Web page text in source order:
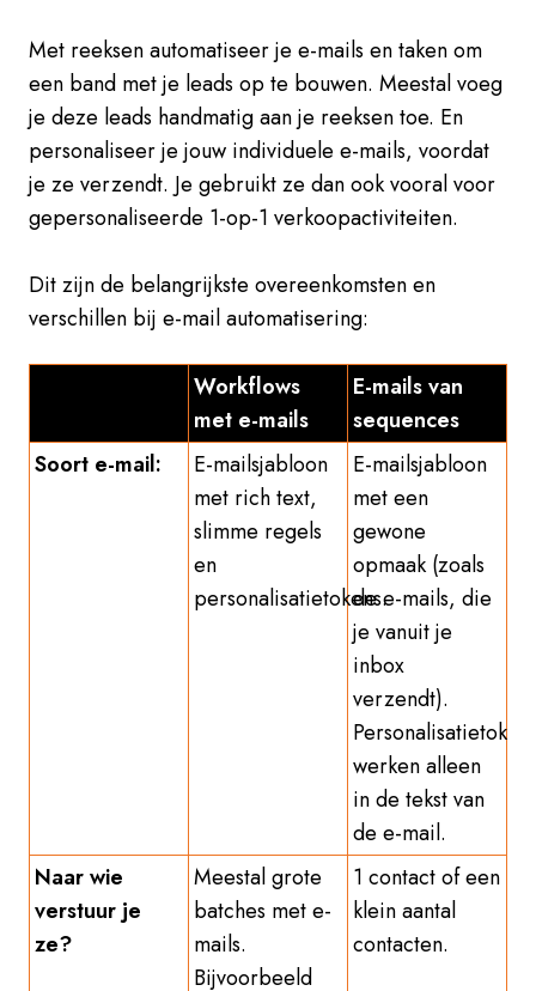
Met reeksen automatiseer je e-mails en taken om
een band met je leads op te bouwen. Meestal voeg
je deze leads handmatig aan je reeksen toe. En
personaliseer je jouw individuele e-mails, voordat
je ze verzendt. Je gebruikt ze dan ook vooral voor
gepersonaliseerde 1-op-1 verkoopactiviteiten.
Dit zijn de belangrijkste overeenkomsten en
verschillen bij e-mail automatisering:
Workflows
met e-mails
E-mails van
sequences
Soort e-mail:
E-mailsjabloon
met rich text,
slimme regels
en
personalisatietokens.
E-mailsjabloon
met een
gewone
opmaak (zoals
de e-mails, die
je vanuit je
inbox
verzendt).
werken alleen
in de tekst van
de e-mail.
Naar wie
verstuur je
ze?
Meestal grote
batches met e-
mails.
Bijvoorbeeld
1 contact of een
klein aantal
contacten.